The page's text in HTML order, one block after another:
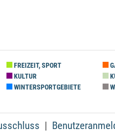
FREIZEIT, SPORT
KULTUR
WINTERSPORTGEBIETE